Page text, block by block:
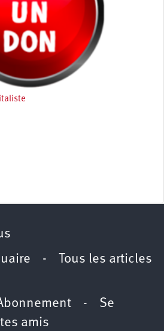
- Tous les articles
- Se
amis